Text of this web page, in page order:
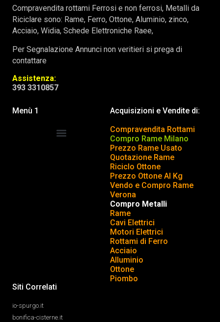
Compravendita rottami Ferrosi e non ferrosi, Metalli da
Riciclare sono: Rame, Ferro, Ottone, Aluminio, zinco,
Acciaio, Widia, Schede Elettroniche Raee,
Per Segnalazione Annunci non veritieri si prega di
contattare
Assistenza:
393 3310857
Menù 1
Acquisizioni e Vendite di:
Compravendita Rottami
Compro Rame Milano
Prezzo Rame Usato
Quotazione Rame
Riciclo Ottone
Prezzo Ottone Al Kg
Vendo e Compro Rame
Verona
Compro Metalli
Rame
Cavi Elettrici
Motori Elettrici
Rottami di Ferro
Acciaio
Alluminio
Ottone
Piombo
Siti Correlati
io-spurgo.it
bonifica-cisterne.it